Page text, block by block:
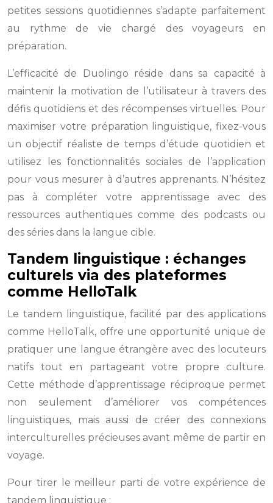
petites sessions quotidiennes s’adapte parfaitement
au rythme de vie chargé des voyageurs en
préparation.
L’efficacité de Duolingo réside dans sa capacité à
maintenir la motivation de l’utilisateur à travers des
défis quotidiens et des récompenses virtuelles. Pour
maximiser votre préparation linguistique, fixez-vous
un objectif réaliste de temps d’étude quotidien et
utilisez les fonctionnalités sociales de l’application
pour vous mesurer à d’autres apprenants. N’hésitez
pas à compléter votre apprentissage avec des
ressources authentiques comme des podcasts ou
des séries dans la langue cible.
Tandem linguistique : échanges
culturels via des plateformes
comme HelloTalk
Le tandem linguistique, facilité par des applications
comme HelloTalk, offre une opportunité unique de
pratiquer une langue étrangère avec des locuteurs
natifs tout en partageant votre propre culture.
Cette méthode d’apprentissage réciproque permet
non seulement d’améliorer vos compétences
linguistiques, mais aussi de créer des connexions
interculturelles précieuses avant même de partir en
voyage.
Pour tirer le meilleur parti de votre expérience de
tandem linguistique :